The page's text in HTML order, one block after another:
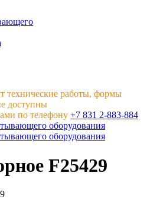
технические работы, формы
доступны
по телефону +7 831 2-883-884
оборудования
оборудования
F25429